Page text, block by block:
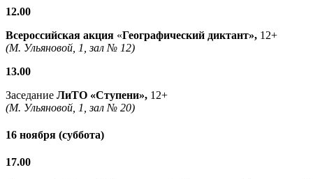
12.00
Всероссийская акция «Географический диктант», 12+
(М. Ульяновой, 1, зал № 12)
13.00
Заседание ЛиТО «Ступени», 12+
(М. Ульяновой, 1, зал № 20)
16 ноября (суббота)
17.00